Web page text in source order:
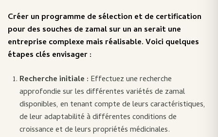
Créer un programme de sélection et de certification
pour des souches de zamal sur un an serait une
entreprise complexe mais réalisable. Voici quelques
étapes clés envisager :
Recherche initiale : Effectuez une recherche
approfondie sur les différentes variétés de zamal
disponibles, en tenant compte de leurs caractéristiques,
de leur adaptabilité à différentes conditions de
croissance et de leurs propriétés médicinales.